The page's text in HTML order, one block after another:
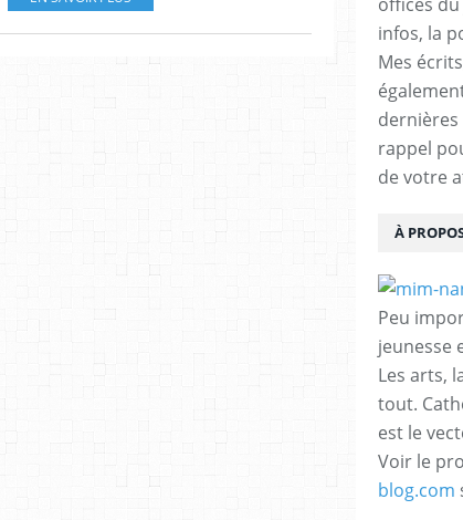
infos, la
Mes
rappel
de votre
À
Peu
jeunesse
Les arts,
tout.
est le
Voir le
blog.com